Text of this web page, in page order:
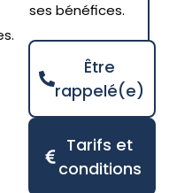
ses bénéfices.
Être
rappelé(e)
Tarifs et
conditions